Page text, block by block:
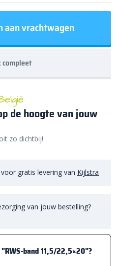
aan vrachtwagen
compleet
de hoogte van jouw
zo dichtbij!
voor gratis levering van Kijlstra
van jouw bestelling?
band 11,5/22,5×20"?